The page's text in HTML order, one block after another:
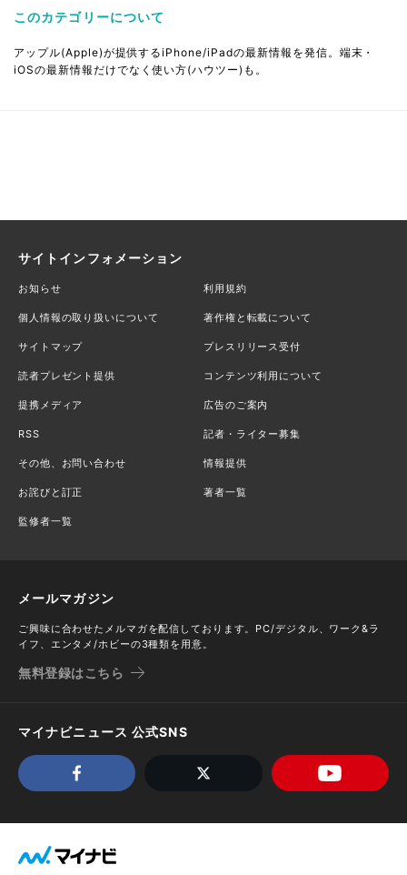
このカテゴリーについて
アップル(Apple)が提供するiPhone/iPadの最新情報を発信。端末・
iOSの最新情報だけでなく使い方(ハウツー)も。
サイトインフォメーション
お知らせ 利用規約
個人情報の取り扱いについて 著作権と転載について
サイトマップ プレスリリース受付
読者プレゼント提供 コンテンツ利用について
提携メディア 広告のご案内
RSS 記者・ライター募集
その他、お問い合わせ 情報提供
お詫びと訂正 著者一覧
監修者一覧
メールマガジン
ご興味に合わせたメルマガを配信しております。PC/デジタル、ワーク&ラ
イフ、エンタメ/ホビーの3種類を用意。
無料登録はこちら
マイナビニュース 公式SNS